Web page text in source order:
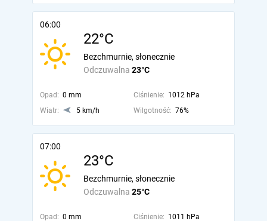
06:00
22°C
Odczuwalna 23°C
Bezchmurnie, słonecznie
Opad: 0 mm Ciśnienie: 1012 hPa
Wiatr:
5 km/h Wilgotność: 76%
07:00
23°C
Odczuwalna 25°C
Bezchmurnie, słonecznie
Opad: 0 mm Ciśnienie: 1011 hPa